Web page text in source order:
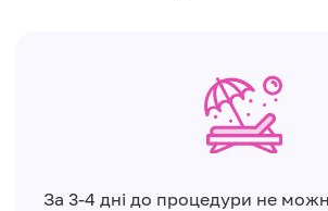
За 3-4 дні до процедури не